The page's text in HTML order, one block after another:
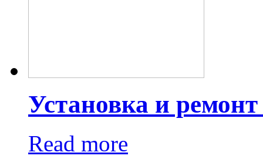
Установка и
Read more